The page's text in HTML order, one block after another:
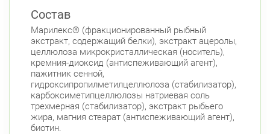
Состав
Марилекс® (фракционированный рыбный
экстракт, содержащий белки), экстракт ацеролы,
целлюлоза микрокристаллическая (носитель),
кремния-диоксид (антиспеживающий агент),
пажитник сенной,
гидроксипропилметилцеллюлоза (стабилизатор),
карбоксиметипцеллюлозы натриевая соль
трехмерная (стабилизатор), экстракт рыбьего
жира, магния стеарат (антиспеживающий агент),
биотин.